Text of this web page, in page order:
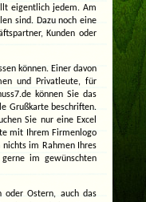
noch
ein
paar
eigentlich jedem. Am
sind. Dazu noch eine
Kunden oder
können. Einer davon
und Privatleute, für
können Sie das
Grußkarte beschriften.
Sie nur eine Excel
mit Ihrem Firmenlogo
im Rahmen Ihres
im gewünschten
oder Ostern, auch das